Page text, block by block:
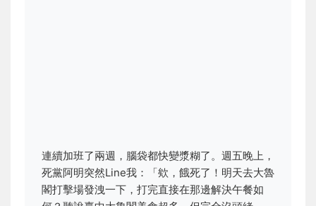
連續加班了兩週，腦袋都快變漿糊了。週五晚上，
死黨阿明突然Line我：「欸，餓死了！明天去大魯
閣打擊場發洩一下，打完直接在那邊解決午餐如